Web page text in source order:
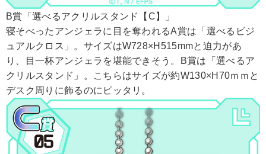
B賞「選べるアクリルスタンド【C】」
寝そべったアンジェラに目を奪われるA賞は「選べるビジ
ュアルクロス」。サイズはW728×H515mmと迫力があ
り、目一杯アンジェラを堪能できそう。B賞は「選べるア
クリルスタンド」。こちらはサイズが約W130×H70ｍｍと
デスク周りに飾るのにピッタリ。